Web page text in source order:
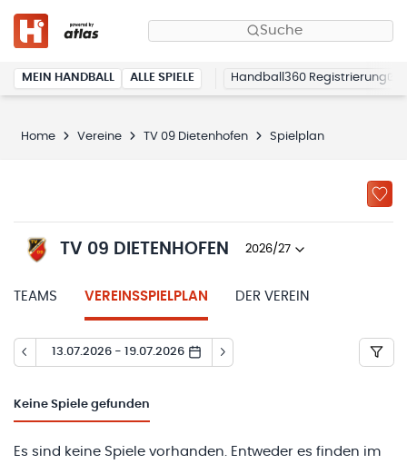
Suche
MEIN HANDBALL ALLE SPIELE Handball360 Registrierung
Home Vereine TV 09 Dietenhofen Spielplan
TV 09 DIETENHOFEN 2026/27
TEAMS VEREINSSPIELPLAN DER VEREIN
13.07.2026 - 19.07.2026
Keine Spiele gefunden
Es sind keine Spiele vorhanden. Entweder es finden im